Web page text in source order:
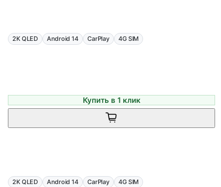
2K QLED Android 14 CarPlay 4G SIM
Купить в 1 клик
2K QLED Android 14 CarPlay 4G SIM